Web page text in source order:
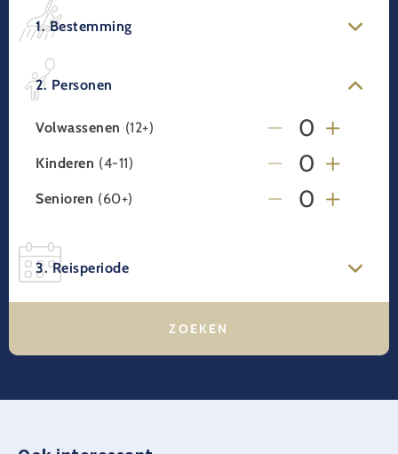
1. Bestemming
2. Personen
Volwassenen (12+)
Kinderen (4-11)
Senioren (60+)
3. Reisperiode